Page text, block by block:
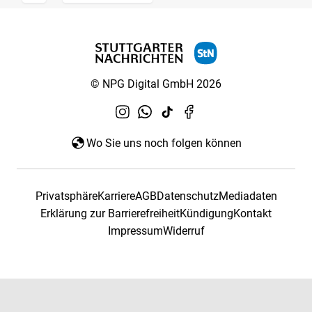
© NPG Digital GmbH 2026
Wo Sie uns noch folgen können
PrivatsphäreKarriereAGBDatenschutzMediadaten
Erklärung zur BarrierefreiheitKündigungKontakt
ImpressumWiderruf